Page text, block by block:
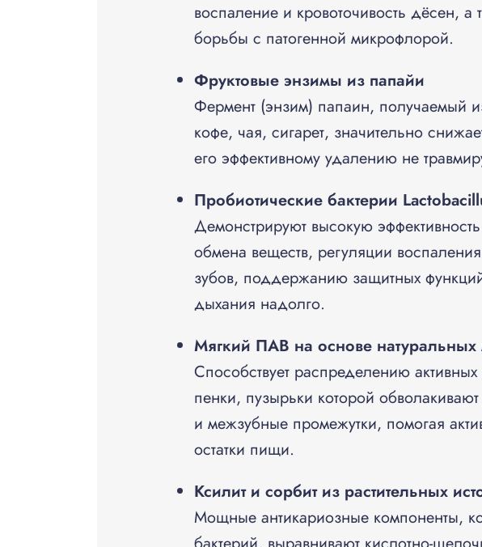
воспаление и кровоточивость дёсен,
борьбы с патогенной микрофлорой.
Фруктовые энзимы из папайи
Фермент (энзим) папаин, получаемый
кофе, чая, сигарет, значительно
его эффективному удалению не
Пробиотические бактерии
Демонстрируют высокую
обмена веществ, регуляции
зубов, поддержанию защитных
дыхания надолго.
Мягкий ПАВ на основе натуральных
Способствует распределению
пенки, пузырьки которой
и межзубные промежутки, помогая
остатки пищи.
Ксилит и сорбит из растительных
Мощные антикариозные компоненты,